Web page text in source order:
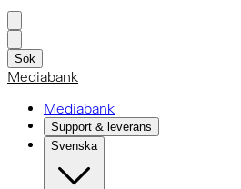
Sök
Mediabank
Mediabank
Support & leverans
Svenska